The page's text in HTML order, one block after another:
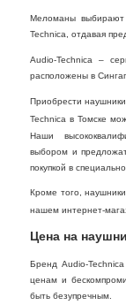
Меломаны выбирают
Technica, отдавая
Audio-Technica –
расположены в
Приобрести
Technica в Томске
Наши
выбором и
покупкой в
Кроме того,
нашем интернет-
Цена на
Бренд Audio-Technica
ценам и
быть безупречным.